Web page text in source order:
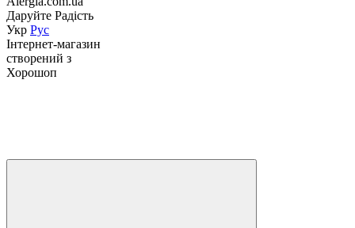
Даруйте Радість
Укр Рус
Інтернет-магазин
створений з
Хорошоп